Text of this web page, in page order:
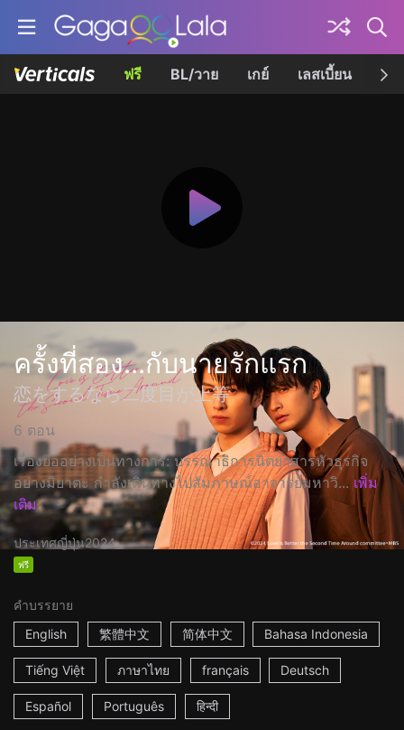
ฟรี BL/วาย เกย์ เลสเบี้ยน เค
ครั้งที่สอง...กับนายรักแรก
恋をするなら二度目が上等
6 ตอน
เรื่องย่ออย่างเป็นทางการ: บรรณาธิการนิตยาสารหัวธุรกิจ
อย่างมิยาตะ กำลังเดินทางไปสัมภาษณ์อาจารย์มหาวิ... เพิ่ม
เติม
ประเทศญี่ปุ่น2024
ฟรี
คำบรรยาย
English
繁體中文 简体中文 Bahasa Indonesia
Tiếng Việt ภาษาไทย français Deutsch
Español Português हिन्दी